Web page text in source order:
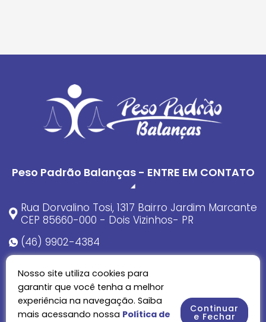
Peso Padrão Balanças - ENTRE EM CONTATO
Rua Dorvalino Tosi, 1317 Bairro Jardim Marcante
CEP 85660-000 - Dois Vizinhos- PR
(46) 9902-4384
comercial@pesopadraobalancas.com.br
Nosso site utiliza cookies para
garantir que você tenha a melhor
experiência na navegação. Saiba
mais acessando nossa Política de Continuar
e Fechar